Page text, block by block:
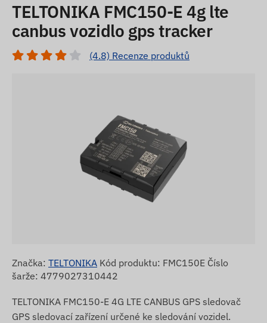
TELTONIKA FMC150-E 4g lte
canbus vozidlo gps tracker
(4.8) Recenze produktů
Značka: TELTONIKA Kód produktu: FMC150E Číslo
šarže: 4779027310442
TELTONIKA FMC150-E 4G LTE CANBUS GPS sledovač
GPS sledovací zařízení určené ke sledování vozidel.